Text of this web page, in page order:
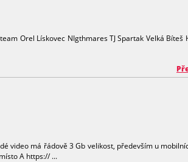
Orel Lískovec NIgthmares TJ Spartak Velká Bíteš
video má řádově 3 Gb velikost, především u
A https:// ...